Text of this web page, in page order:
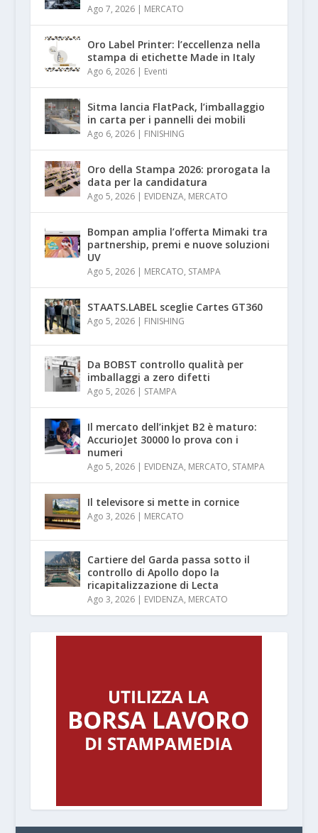
Ago 7, 2026| MERCATO
Oro Label Printer: l’eccellenza nella
stampa di etichette Made in Italy
Ago 6, 2026| Eventi
Sitma lancia FlatPack, l’imballaggio
in carta per i pannelli dei mobili
Ago 6, 2026| FINISHING
Oro della Stampa 2026: prorogata la
data per la candidatura
Ago 5, 2026| EVIDENZA, MERCATO
Bompan amplia l’offerta Mimaki tra
partnership, premi e nuove soluzioni
UV
Ago 5, 2026| MERCATO, STAMPA
STAATS.LABEL sceglie Cartes GT360
Ago 5, 2026| FINISHING
Da BOBST controllo qualità per
imballaggi a zero difetti
Ago 5, 2026| STAMPA
Il mercato dell’inkjet B2 è maturo:
AccurioJet 30000 lo prova con i
numeri
Ago 5, 2026| EVIDENZA, MERCATO, STAMPA
Il televisore si mette in cornice
Ago 3, 2026| MERCATO
Cartiere del Garda passa sotto il
controllo di Apollo dopo la
ricapitalizzazione di Lecta
Ago 3, 2026| EVIDENZA, MERCATO